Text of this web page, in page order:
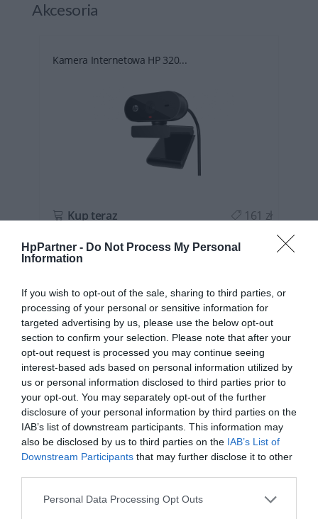
HpPartner - Do Not Process My Personal
Information
If you wish to opt-out of the sale, sharing to third parties, or
processing of your personal or sensitive information for
targeted advertising by us, please use the below opt-out
section to confirm your selection. Please note that after your
opt-out request is processed you may continue seeing
interest-based ads based on personal information utilized by
us or personal information disclosed to third parties prior to
your opt-out. You may separately opt-out of the further
disclosure of your personal information by third parties on the
IAB’s list of downstream participants. This information may
also be disclosed by us to third parties on the IAB’s List of
Downstream Participants that may further disclose it to other
Personal Data Processing Opt Outs
Akcesoria
Kamera Internetowa HP 320...
Kup teraz 161 zł
OPIS SERII
Linia komputerów HP Pro (ProDesk) to seria urządzeń
skoncentrowanych głównie na potrzebach
biznesowych. Oferują one wydajność, niezawodność i
zaawansowane funkcje, które są istotne dla środowiska
pracy.
ergonomiczny design, który pasuje do środowiska
ROZWIŃ PEŁEN OPIS